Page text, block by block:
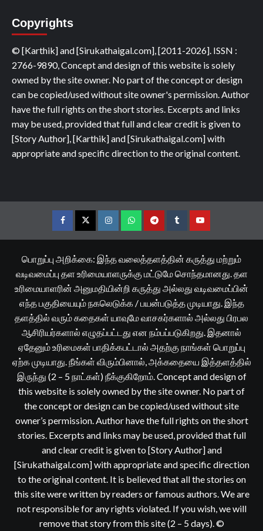
Copyrights
© [Karthik] and [Sirukathaigal.com], [2011-2026]. ISSN :
2766-9890, Concept and design of this website is solely
owned by the site owner. No part of the concept or design
can be copied/used without site owner's permission. Author
have the full rights on the short stories. Excerpts and links
may be used, provided that full and clear credit is given to
[Story Author], [Karthik] and [Sirukathaigal.com] with
appropriate and specific direction to the original content.
FacebookTwitterInstagramWhatsappTelegramTumblrYouTube
பொறுப்பு அறிக்கை: இந்த வலைத்தளத்தின் கருத்து மற்றும்
வடிவமைப்பு தள உரிமையாளருக்கு மட்டுமே சொந்தமானது. தள
உரிமையாளரின் அனுமதியின்றி கருத்து அல்லது வடிவமைப்பின்
எந்த பகுதியையும் நகலெடுக்க / பயன்படுத்த முடியாது. இந்த
தளத்தில் வரும் கதைகள் யாவுமே வாசகர்களால் அல்லது பிரபல
ஆசிரியர்களால் எழுதப்பட்டது என நம்பப்படுகிறது. இதனால்
ஏதேனும் உரிமைகள் பாதிக்கபட்டால் அதற்கு நாங்கள் பொறுப்பு
ஏற்க முடியாது. நீங்கள் விரும்பினால், அக்கதையை இத்தளத்தில்
இருந்து (2 – 5 நாட்கள்) நீக்குகிறோம். Concept and design of
this website is solely owned by the site owner. No part of
the concept or design can be copied/used without site
owner’s permission. Author have the full rights on the short
stories. Excerpts and links may be used, provided that full
and clear credit is given to [Story Author] and
[Sirukathaigal.com] with appropriate and specific direction
to the original content. It is believed that all the stories on
this site were written by readers or famous authors. We are
not responsible for any rights violated. If you wish, we will
remove that story from this site (2 – 5 days). ©